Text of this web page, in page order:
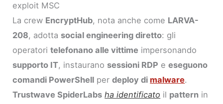
exploit MSC
La crew EncryptHub, nota anche come LARVA-
208, adotta social engineering diretto: gli
operatoritelefonano alle vittime impersonando
supporto IT, instaurano sessioni RDP eeseguono
comandi PowerShell perdeploy di malware.
Trustwave SpiderLabs ha identificato il pattern in